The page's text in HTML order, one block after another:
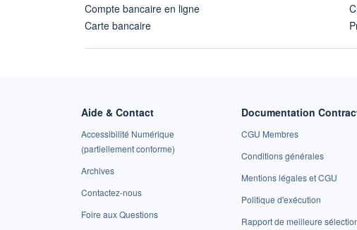
Compte bancaire en ligne
Carte bancaire
Aide & Contact
Accessibilité Numérique
(partiellement conforme)
Archives
Contactez-nous
Foire aux Questions
Documentation
CGU Membres
Conditions générales
Mentions légales et CGU
Politique d'exécution
Rapport de meilleure